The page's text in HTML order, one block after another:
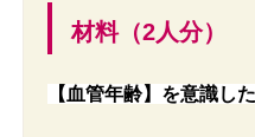
材料（2人分）
【血管年齢】を意識し